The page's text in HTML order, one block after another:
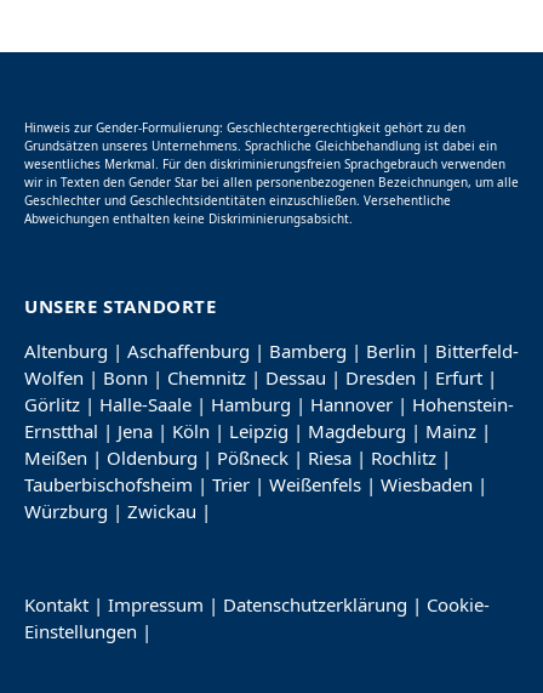
Hinweis zur Gender-Formulierung: Geschlechtergerechtigkeit gehört zu den
Grundsätzen unseres Unternehmens. Sprachliche Gleichbehandlung ist dabei ein
wesentliches Merkmal. Für den diskriminierungsfreien Sprachgebrauch verwenden
wir in Texten den Gender Star bei allen personenbezogenen Bezeichnungen, um alle
Geschlechter und Geschlechtsidentitäten einzuschließen. Versehentliche
Abweichungen enthalten keine Diskriminierungsabsicht.
UNSERE STANDORTE
Altenburg | Aschaffenburg | Bamberg | Berlin | Bitterfeld-
Wolfen | Bonn | Chemnitz | Dessau | Dresden | Erfurt |
Görlitz | Halle-Saale | Hamburg | Hannover | Hohenstein-
Ernstthal | Jena | Köln | Leipzig | Magdeburg | Mainz |
Meißen | Oldenburg | Pößneck | Riesa | Rochlitz |
Tauberbischofsheim | Trier | Weißenfels | Wiesbaden |
Würzburg | Zwickau |
Kontakt | Impressum | Datenschutzerklärung | Cookie-
Einstellungen |